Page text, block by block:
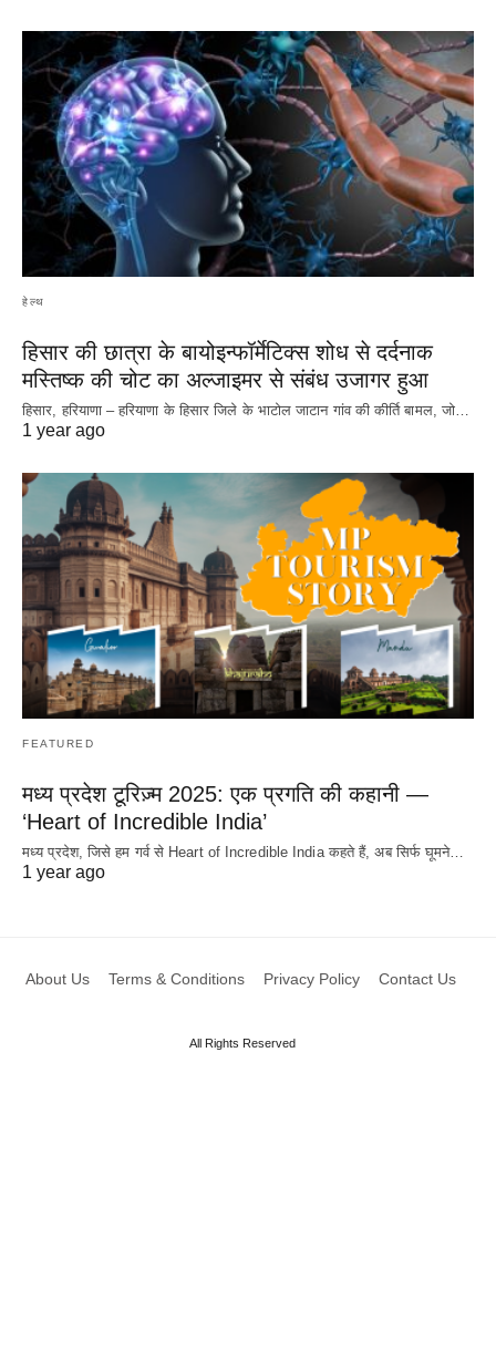
हेल्थ
हिसार की छात्रा के बायोइन्फॉर्मेटिक्स शोध से दर्दनाक
मस्तिष्क की चोट का अल्जाइमर से संबंध उजागर हुआ
हिसार, हरियाणा – हरियाणा के हिसार जिले के भाटोल जाटान गांव की कीर्ति बामल, जो…
1 year ago
FEATURED
मध्य प्रदेश टूरिज़्म 2025: एक प्रगति की कहानी —
‘Heart of Incredible India’
मध्य प्रदेश, जिसे हम गर्व से Heart of Incredible India कहते हैं, अब सिर्फ घूमने…
1 year ago
About Us Terms & Conditions Privacy Policy Contact Us
All Rights Reserved